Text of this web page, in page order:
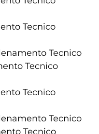
Tecnico
Tecnico
Tecnico
Tecnico
Tecnico
Tecnico